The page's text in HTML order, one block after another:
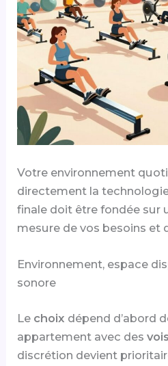
Votre environnement
directement la
finale doit être fondée sur
mesure de vos besoins et
Environnement, espace
sonore
Le choix dépend d’abord
appartement avec des
discrétion devient